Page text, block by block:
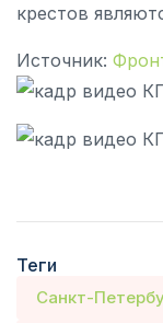
крестов
Источник:
Теги
Санкт-